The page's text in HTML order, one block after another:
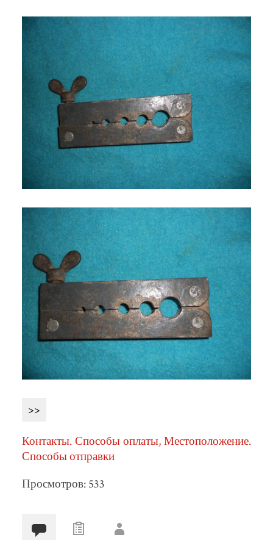
>>
Контакты. Способы оплаты, Местоположение.
Способы отправки
Просмотров: 533